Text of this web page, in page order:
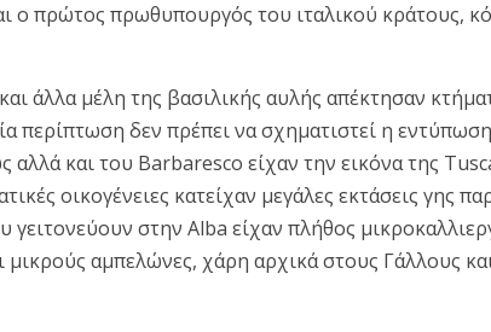
ο πρώτος πρωθυπουργός του ιταλικού κράτους,
άλλα μέλη της βασιλικής αυλής απέκτησαν
περίπτωση δεν πρέπει να σχηματιστεί η
και του Barbaresco είχαν την εικόνα της
οικογένειες κατείχαν μεγάλες εκτάσεις γης
γειτονεύουν στην Alba είχαν πλήθος
μικρούς αμπελώνες, χάρη αρχικά στους Γάλλους